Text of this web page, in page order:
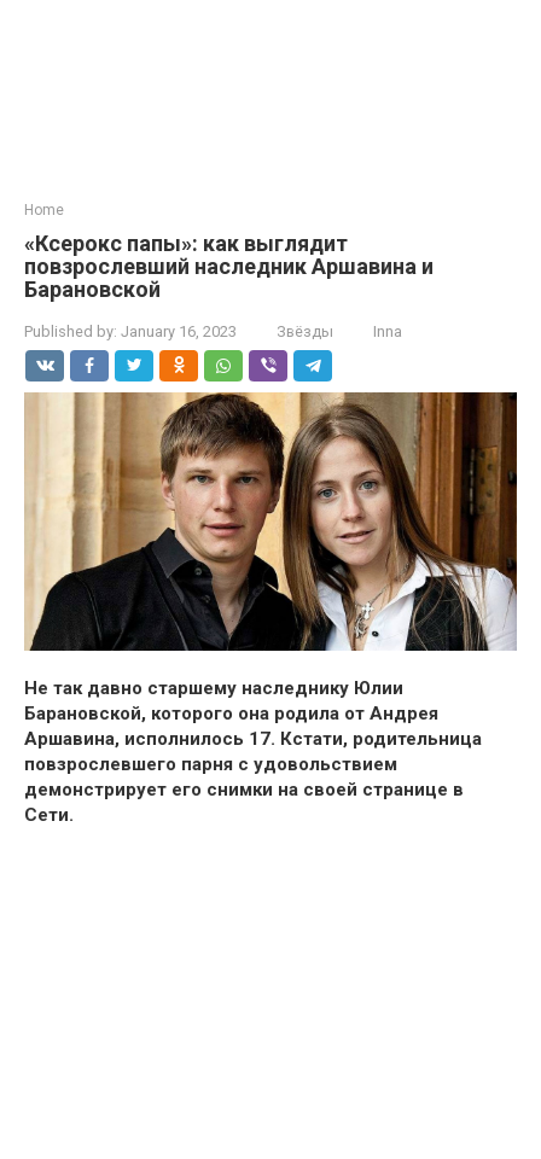
Home
«Ксерокс папы»: как выглядит
повзрослевший наследник Аршавина и
Барановской
Published by: January 16, 2023 Звёзды Inna
Не так давно старшему наследнику Юлии
Барановской, которого она родила от Андрея
Аршавина, исполнилось 17. Кстати, родительница
повзрослевшего парня с удовольствием
демонстрирует его снимки на своей странице в
Сети.